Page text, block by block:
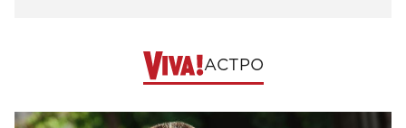
АСТРО